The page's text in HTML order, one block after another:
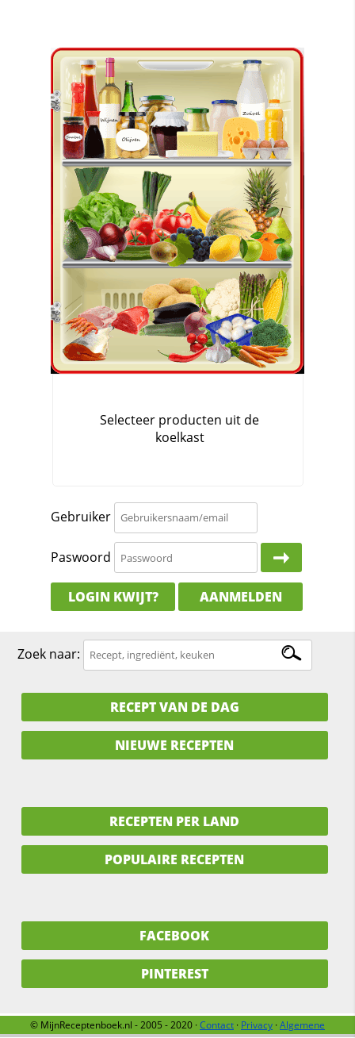
Gebruiker
Paswoord
LOGIN KWIJT? AANMELDEN
Zoek naar:
RECEPT VAN DE DAG
NIEUWE RECEPTEN
RECEPTEN PER LAND
POPULAIRE RECEPTEN
FACEBOOK
PINTEREST
© MijnReceptenboek.nl - 2005 - 2020 ·Contact · Privacy ·Algemene